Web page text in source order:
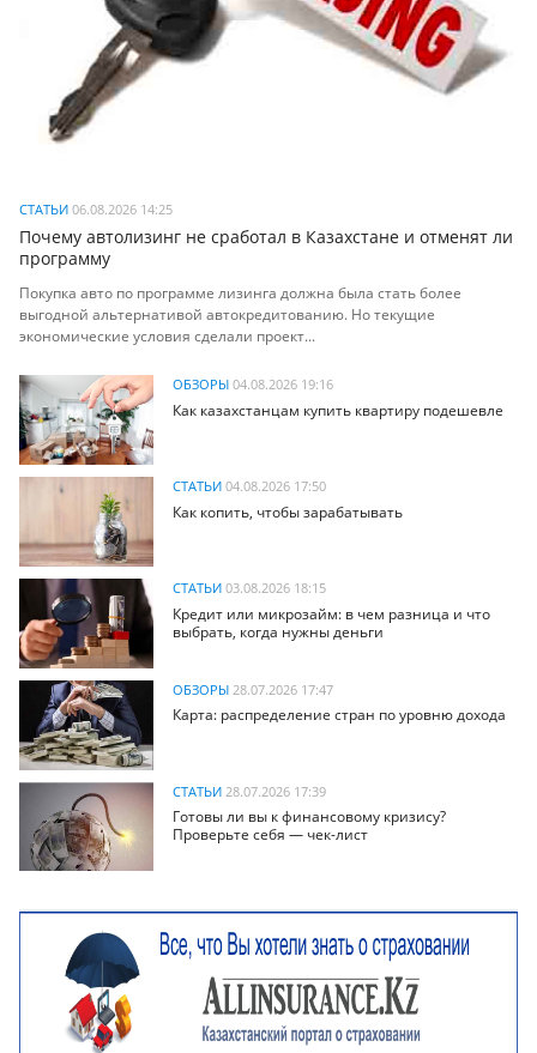
СТАТЬИ 06.08.2026 14:25
Почему автолизинг не сработал в Казахстане и отменят ли
программу
Покупка авто по программе лизинга должна была стать более
выгодной альтернативой автокредитованию. Но текущие
экономические условия сделали проект...
ОБЗОРЫ 04.08.2026 19:16
Как казахстанцам купить квартиру подешевле
СТАТЬИ 04.08.2026 17:50
Как копить, чтобы зарабатывать
СТАТЬИ 03.08.2026 18:15
Кредит или микрозайм: в чем разница и что
выбрать, когда нужны деньги
ОБЗОРЫ 28.07.2026 17:47
Карта: распределение стран по уровню дохода
СТАТЬИ 28.07.2026 17:39
Готовы ли вы к финансовому кризису?
Проверьте себя — чек-лист